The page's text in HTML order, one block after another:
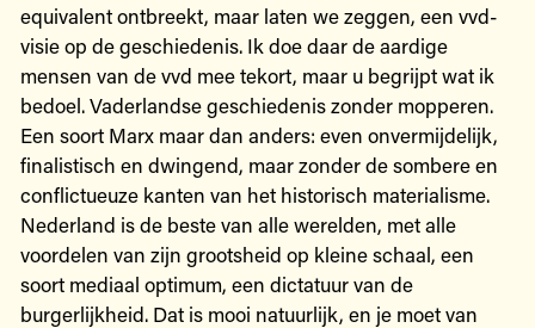
equivalent ontbreekt, maar laten we zeggen, een vvd-
visie op de geschiedenis. Ik doe daar de aardige
mensen van de vvd mee tekort, maar u begrijpt wat ik
bedoel. Vaderlandse geschiedenis zonder mopperen.
Een soort Marx maar dan anders: even onvermijdelijk,
finalistisch en dwingend, maar zonder de sombere en
conflictueuze kanten van het historisch materialisme.
Nederland is de beste van alle werelden, met alle
voordelen van zijn grootsheid op kleine schaal, een
soort mediaal optimum, een dictatuur van de
burgerlijkheid. Dat is mooi natuurlijk, en je moet van